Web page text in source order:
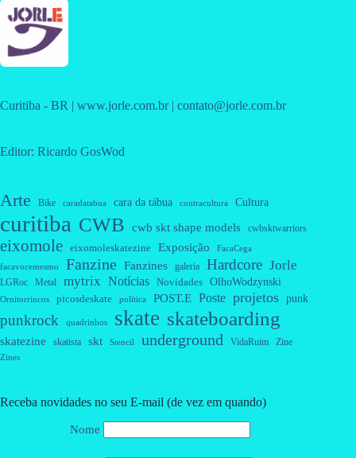
Curitiba - BR | www.jorle.com.br | contato@jorle.com.br
Editor: Ricardo GosWod
Arte Bike caradatabua cara da tábua contracultura Cultura
curitiba CWB cwb skt shape models cwbsktwarriors
eixomole eixomoleskatezine Exposição FacaCega
facavocemesmo Fanzine Fanzines galeria Hardcore Jorle
LGRoc Metal mytrix Notícias Novidades OlhoWodzynski
Ornitorrincos picosdeskate política POST.E Poste projetos punk
punkrock quadrinhos skate skateboarding
skatezine skatista skt Stencil underground VidaRuim Zine
Zines
Receba novidades no seu E-mail (de vez em quando)
Nome